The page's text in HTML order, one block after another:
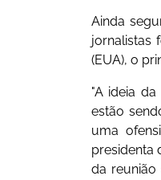
Ainda
jornalistas
(EUA), o
"A ideia
estão
uma
presidenta
da